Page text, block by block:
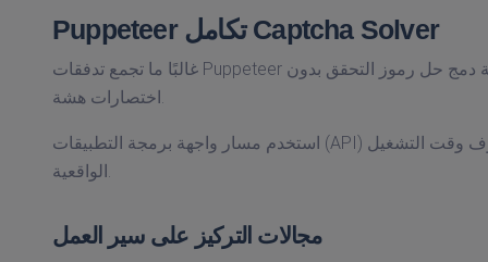
Puppeteer تكامل Captcha Solver
غالبًا ما تجمع تدفقات Puppeteer بين التحكم في المتصفح والأتمتة واستخراج البيانات. توضح هذه الصفحة كيفية دمج حل رموز التحقق بدون
اختصارات هشة.
استخدم مسار واجهة برمجة التطبيقات (API) الذي يركز على التوافق والتحقق من صحة معالجة التحدي في ظل ظروف وقت التشغيل
الواقعية.
مجالات التركيز على سير العمل